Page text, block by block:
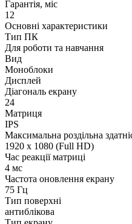
Гарантія, міс
12
Основні характеристики
Тип ПК
Для роботи та навчання
Вид
Моноблоки
Дисплей
Діагональ екрану
24
Матриця
IPS
Максимальна роздільна
1920 x 1080 (Full HD)
Час реакції матриці
4 мс
Частота оновлення екрану
75 Гц
Тип поверхні
антиблікова